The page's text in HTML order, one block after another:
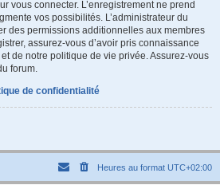
vous connecter. L’enregistrement ne prend
vos possibilités. L’administrateur du
des permissions additionnelles aux membres
assurez-vous d’avoir pris connaissance
de notre politique de vie privée. Assurez-vous
forum.
de confidentialité
Heures au format UTC+02:00